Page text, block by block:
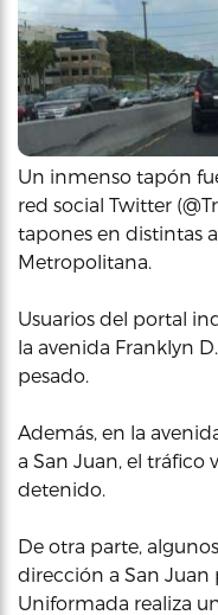
Un inmenso tapón
red social Twitter
tapones en distintas
Metropolitana.
Usuarios del portal
la avenida Franklyn
pesado.
Además, en la
a San Juan, el tráfico
detenido.
De otra parte,
dirección a San Juan
Uniformada realiza